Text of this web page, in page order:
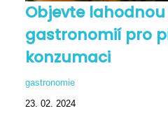
Objevte
gastronomií pro
konzumaci
gastronomie
23. 02. 2024